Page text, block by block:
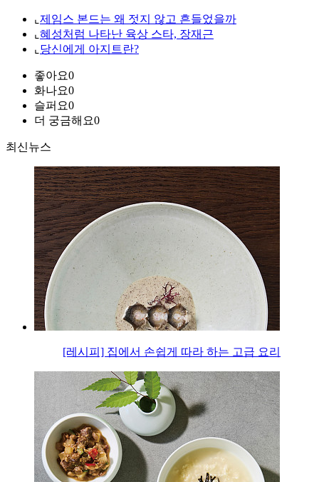
⌞ 제임스 본드는 왜 젓지 않고 흔들었을까
⌞ 혜성처럼 나타난 육상 스타, 장재근
⌞ 당신에게 아지트란?
좋아요0
화나요0
슬퍼요0
더 궁금해요0
최신뉴스
[레시피] 집에서 손쉽게 따라 하는 고급 요리